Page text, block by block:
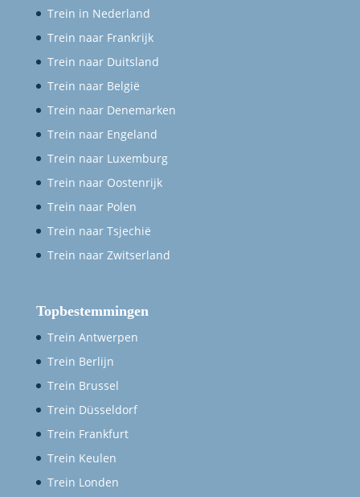
Trein in Nederland
Trein naar Frankrijk
Trein naar Duitsland
Trein naar België
Trein naar Denemarken
Trein naar Engeland
Trein naar Luxemburg
Trein naar Oostenrijk
Trein naar Polen
Trein naar Tsjechië
Trein naar Zwitserland
Topbestemmingen
Trein Antwerpen
Trein Berlijn
Trein Brussel
Trein Düsseldorf
Trein Frankfurt
Trein Keulen
Trein Londen